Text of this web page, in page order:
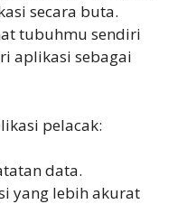
secara buta.
tubuhmu sendiri
aplikasi sebagai
pelacak:
data.
yang lebih akurat